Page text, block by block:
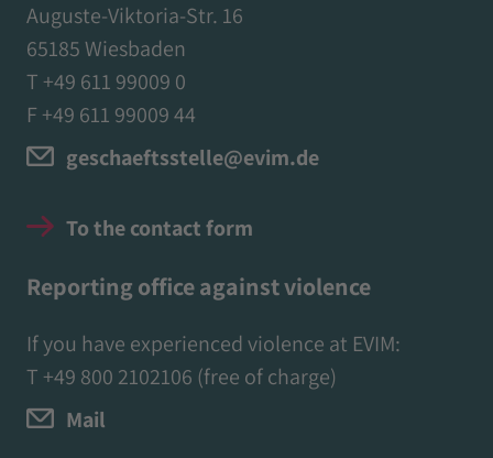
Auguste-Viktoria-Str. 16
65185 Wiesbaden
T +49 611 99009 0
F +49 611 99009 44
geschaeftsstelle@evim.de
To the contact form
Reporting office against violence
If you have experienced violence at EVIM:
T +49 800 2102106 (free of charge)
Mail